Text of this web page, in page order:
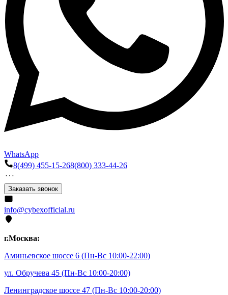
WhatsApp
8(499) 455-15-268(800) 333-44-26
Заказать звонок
info@cybexofficial.ru
г.Москва:
Аминьевское шоссе 6 (Пн-Вс 10:00-22:00)
ул. Обручева 45 (Пн-Вс 10:00-20:00)
Ленинградское шоссе 47 (Пн-Вс 10:00-20:00)